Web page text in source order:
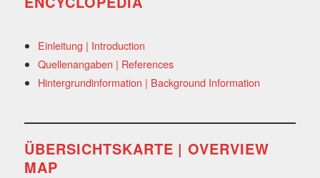
Einleitung | Introduction
Quellenangaben | References
Hintergrundinformation | Background Information
ÜBERSICHTSKARTE | OVERVIEW
MAP